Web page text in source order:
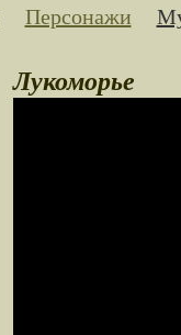
Персонажи
Лукоморье